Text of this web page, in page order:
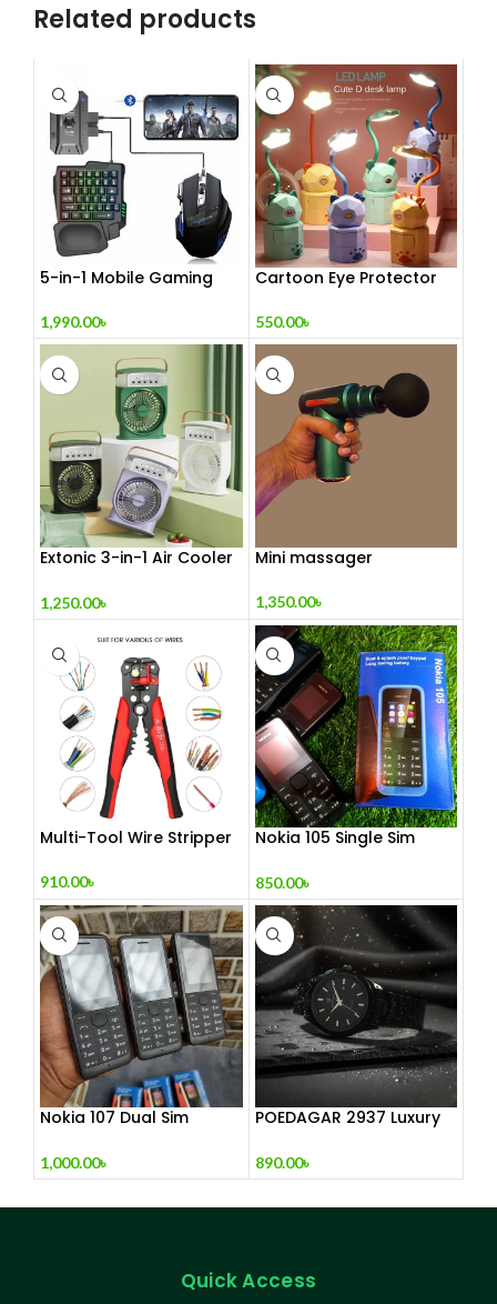
Related products
5-in-1 Mobile Gaming
1,990.00৳
Cartoon Eye Protector
550.00৳
Extonic 3-in-1 Air Cooler
1,250.00৳
Mini massager
1,350.00৳
Multi-Tool Wire Stripper
910.00৳
Nokia 105 Single Sim
850.00৳
Nokia 107 Dual Sim
1,000.00৳
POEDAGAR 2937 Luxury
890.00৳
Quick Access